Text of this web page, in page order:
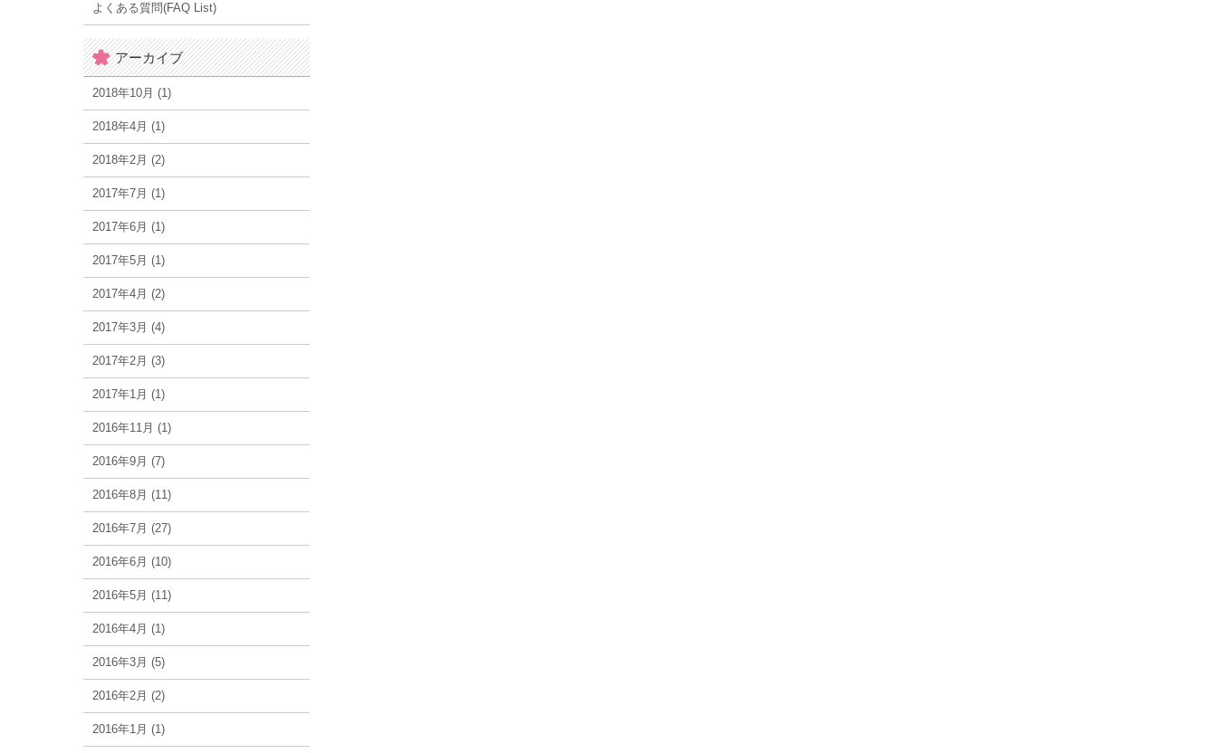
よくある質問(FAQ List)
アーカイブ
2018年10月 (1)
2018年4月 (1)
2018年2月 (2)
2017年7月 (1)
2017年6月 (1)
2017年5月 (1)
2017年4月 (2)
2017年3月 (4)
2017年2月 (3)
2017年1月 (1)
2016年11月 (1)
2016年9月 (7)
2016年8月 (11)
2016年7月 (27)
2016年6月 (10)
2016年5月 (11)
2016年4月 (1)
2016年3月 (5)
2016年2月 (2)
2016年1月 (1)